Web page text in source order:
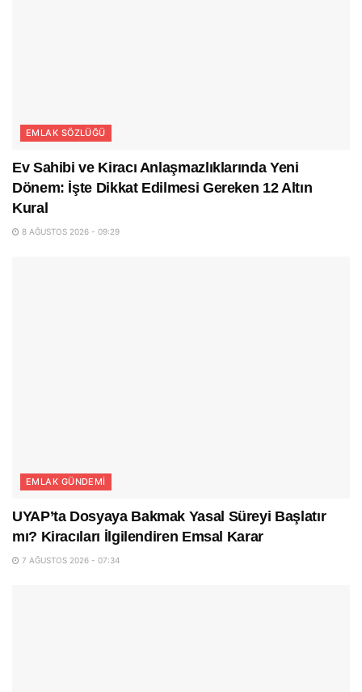
EMLAK SÖZLÜĞÜ
Ev Sahibi ve Kiracı Anlaşmazlıklarında Yeni
Dönem: İşte Dikkat Edilmesi Gereken 12 Altın
Kural
8 AĞUSTOS 2026 - 09:29
EMLAK GÜNDEMI
UYAP’ta Dosyaya Bakmak Yasal Süreyi Başlatır
mı? Kiracıları İlgilendiren Emsal Karar
7 AĞUSTOS 2026 - 07:34